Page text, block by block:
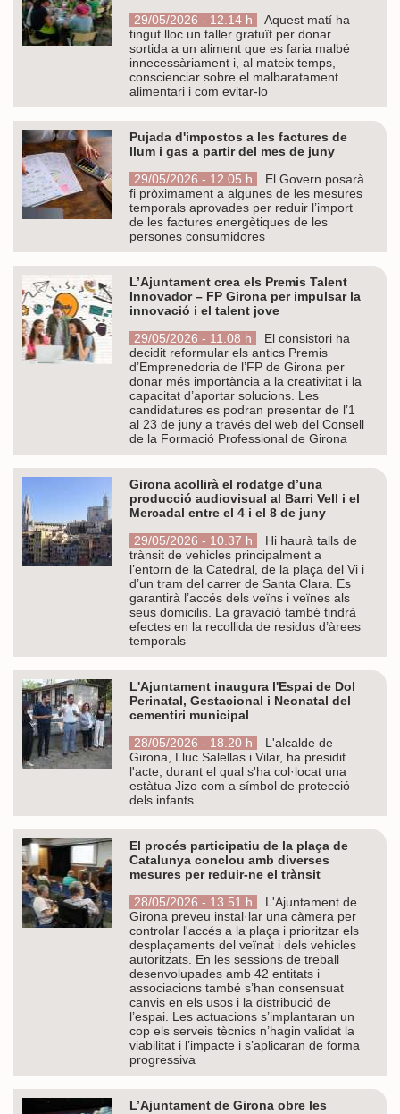
29/05/2026 - 12.14 h
Aquest matí ha
tingut lloc un taller gratuït per donar
sortida a un aliment que es faria malbé
innecessàriament i, al mateix temps,
conscienciar sobre el malbaratament
alimentari i com evitar-lo
Pujada d'impostos a les factures de
llum i gas a partir del mes de juny
29/05/2026 - 12.05 h
El Govern posarà
fi pròximament a algunes de les mesures
temporals aprovades per reduir l’import
de les factures energètiques de les
persones consumidores
L’Ajuntament crea els Premis Talent
Innovador – FP Girona per impulsar la
innovació i el talent jove
29/05/2026 - 11.08 h
El consistori ha
decidit reformular els antics Premis
d’Emprenedoria de l’FP de Girona per
donar més importància a la creativitat i la
capacitat d’aportar solucions. Les
candidatures es podran presentar de l’1
al 23 de juny a través del web del Consell
de la Formació Professional de Girona
Girona acollirà el rodatge d’una
producció audiovisual al Barri Vell i el
Mercadal entre el 4 i el 8 de juny
29/05/2026 - 10.37 h
Hi haurà talls de
trànsit de vehicles principalment a
l’entorn de la Catedral, de la plaça del Vi i
d’un tram del carrer de Santa Clara. Es
garantirà l’accés dels veïns i veïnes als
seus domicilis. La gravació també tindrà
efectes en la recollida de residus d’àrees
temporals
L'Ajuntament inaugura l'Espai de Dol
Perinatal, Gestacional i Neonatal del
cementiri municipal
28/05/2026 - 18.20 h
L'alcalde de
Girona, Lluc Salellas i Vilar, ha presidit
l'acte, durant el qual s'ha col·locat una
estàtua Jizo com a símbol de protecció
dels infants.
El procés participatiu de la plaça de
Catalunya conclou amb diverses
mesures per reduir-ne el trànsit
28/05/2026 - 13.51 h
L'Ajuntament de
Girona preveu instal·lar una càmera per
controlar l'accés a la plaça i prioritzar els
desplaçaments del veïnat i dels vehicles
autoritzats. En les sessions de treball
desenvolupades amb 42 entitats i
associacions també s’han consensuat
canvis en els usos i la distribució de
l’espai. Les actuacions s’implantaran un
cop els serveis tècnics n’hagin validat la
viabilitat i l’impacte i s’aplicaran de forma
progressiva
L’Ajuntament de Girona obre les